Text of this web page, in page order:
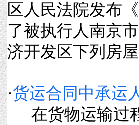
区人民法院发布
了被执行人南京
济开发区下列房
·货运合同中承运
在货物运输过